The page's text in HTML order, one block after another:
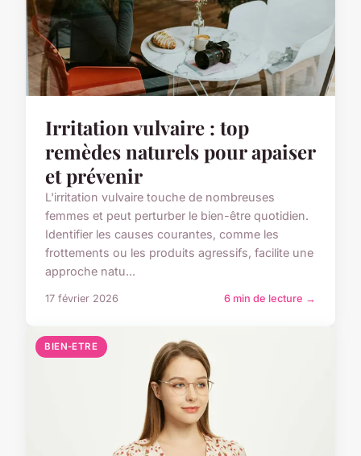
Irritation vulvaire : top
remèdes naturels pour apaiser
et prévenir
L'irritation vulvaire touche de nombreuses
femmes et peut perturber le bien-être quotidien.
Identifier les causes courantes, comme les
frottements ou les produits agressifs, facilite une
approche natu...
17 février 2026 6 min de lecture →
BIEN-ETRE